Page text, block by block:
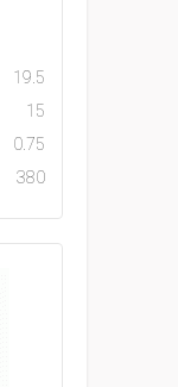
19.5
15
0.75
380